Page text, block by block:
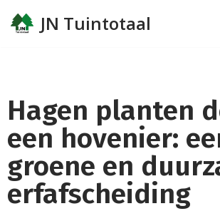
JN Tuintotaal
Hagen planten
een hovenier:
groene en
erfafscheiding